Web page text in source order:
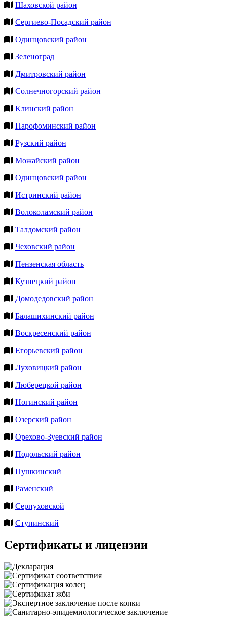
Шаховской район
Сергиево-Посадский район
Одинцовский район
Зеленоград
Дмитровский район
Солнечногорский район
Клинский район
Нарофоминский район
Рузский район
Можайский район
Одинцовский район
Истринский район
Волоколамский район
Талдомский район
Чеховский район
Пензенская область
Кузнецкий район
Домодедовский район
Балашихинский район
Воскресенский район
Егорьевский район
Луховицкий район
Люберецкой район
Ногинский район
Озерский район
Орехово-Зуевский район
Подольский район
Пушкинский
Раменский
Серпуховской
Ступинский
Сертификаты и лицензии